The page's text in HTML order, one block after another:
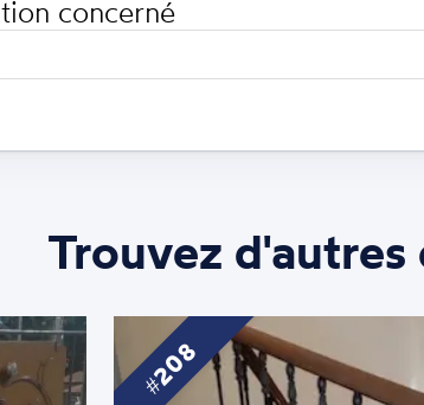
concerné
Trouvez d'autres
208